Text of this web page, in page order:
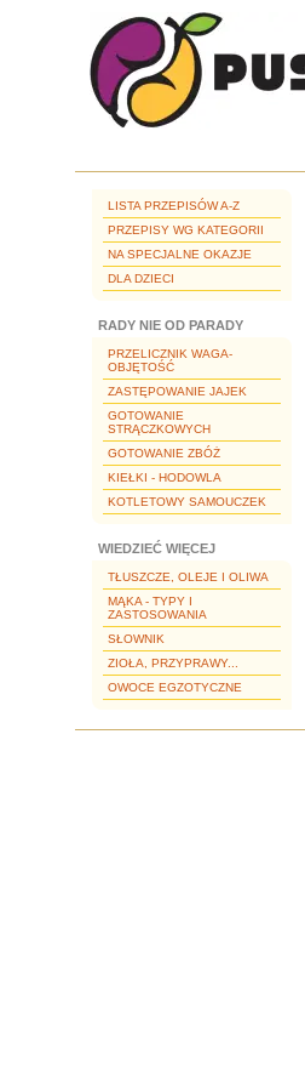
LISTA PRZEPISÓW A-Z
PRZEPISY WG KATEGORII
NA SPECJALNE OKAZJE
DLA DZIECI
RADY NIE OD PARADY
PRZELICZNIK WAGA-
OBJĘTOŚĆ
ZASTĘPOWANIE JAJEK
GOTOWANIE
STRĄCZKOWYCH
GOTOWANIE ZBÓŻ
KIEŁKI - HODOWLA
KOTLETOWY SAMOUCZEK
WIEDZIEĆ WIĘCEJ
TŁUSZCZE, OLEJE I OLIWA
MĄKA - TYPY I
ZASTOSOWANIA
SŁOWNIK
ZIOŁA, PRZYPRAWY...
OWOCE EGZOTYCZNE